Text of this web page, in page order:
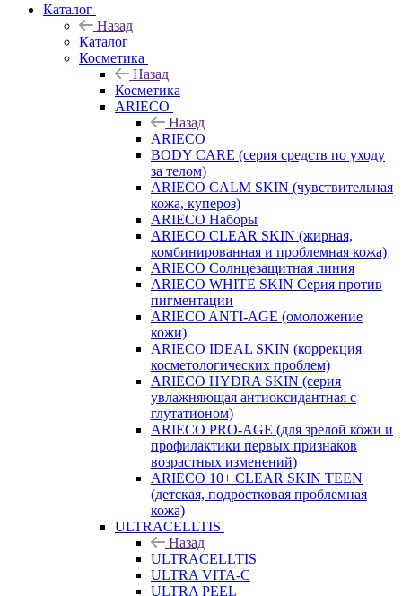
Каталог
Назад
Каталог
Косметика
Назад
Косметика
ARIECO
Назад
ARIECO
BODY CARE (серия средств по уходу
за телом)
ARIECO CALM SKIN (чувствительная
кожа, купероз)
ARIECO Наборы
ARIECO CLEAR SKIN (жирная,
комбинированная и проблемная кожа)
ARIECO Солнцезащитная линия
ARIECO WHITE SKIN Серия против
пигментации
ARIECO ANTI-AGE (омоложение
кожи)
ARIECO IDEAL SKIN (коррекция
косметологических проблем)
ARIECO HYDRA SKIN (серия
увлажняющая антиоксидантная с
глутатионом)
ARIECO PRO-AGE (для зрелой кожи и
профилактики первых признаков
возрастных изменений)
ARIECO 10+ CLEAR SKIN TEEN
(детская, подростковая проблемная
кожа)
ULTRACELLTIS
Назад
ULTRACELLTIS
ULTRA VITA-C
ULTRA PEEL